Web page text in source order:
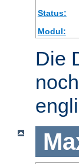
Status:
Modul:
Die